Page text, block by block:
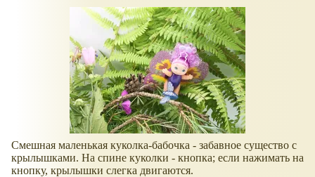
Смешная маленькая куколка-бабочка - забавное существо с
крылышками. На спине куколки - кнопка; если нажимать на
кнопку, крылышки слегка двигаются.